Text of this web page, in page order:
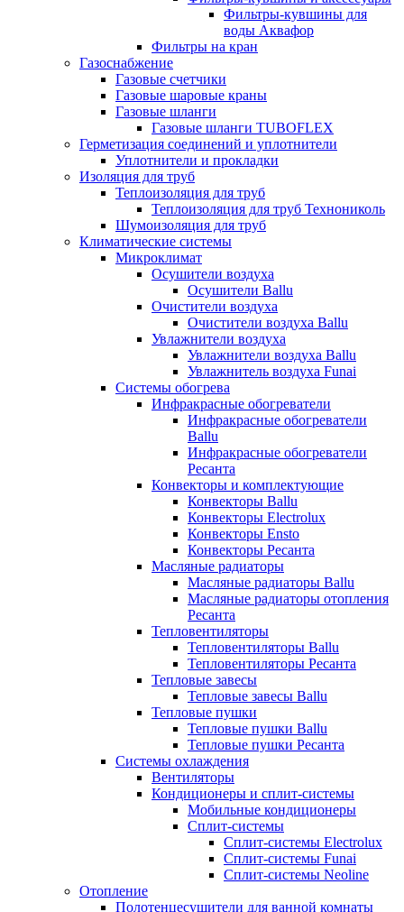
Фильтры-кувшины для
воды Аквафор
Фильтры на кран
Газоснабжение
Газовые счетчики
Газовые шаровые краны
Газовые шланги
Газовые шланги TUBOFLEX
Герметизация соединений и уплотнители
Уплотнители и прокладки
Изоляция для труб
Теплоизоляция для труб
Теплоизоляция для труб Технониколь
Шумоизоляция для труб
Климатические системы
Микроклимат
Осушители воздуха
Осушители Ballu
Очистители воздуха
Очистители воздуха Ballu
Увлажнители воздуха
Увлажнители воздуха Ballu
Увлажнитель воздуха Funai
Системы обогрева
Инфракрасные обогреватели
Инфракрасные обогреватели
Ballu
Инфракрасные обогреватели
Ресанта
Конвекторы и комплектующие
Конвекторы Ballu
Конвекторы Electrolux
Конвекторы Ensto
Конвекторы Ресанта
Масляные радиаторы
Масляные радиаторы Ballu
Масляные радиаторы отопления
Ресанта
Тепловентиляторы
Тепловентиляторы Ballu
Тепловентиляторы Ресанта
Тепловые завесы
Тепловые завесы Ballu
Тепловые пушки
Тепловые пушки Ballu
Тепловые пушки Ресанта
Системы охлаждения
Вентиляторы
Кондиционеры и сплит-системы
Мобильные кондиционеры
Сплит-системы
Сплит-системы Electrolux
Сплит-системы Funai
Сплит-системы Neoline
Отопление
Полотенцесушители для ванной комнаты